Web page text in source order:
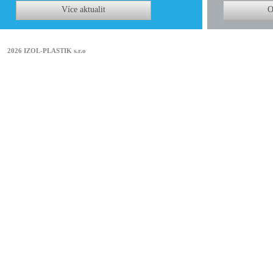
Více aktualit
2026 IZOL-PLASTIK s.r.o